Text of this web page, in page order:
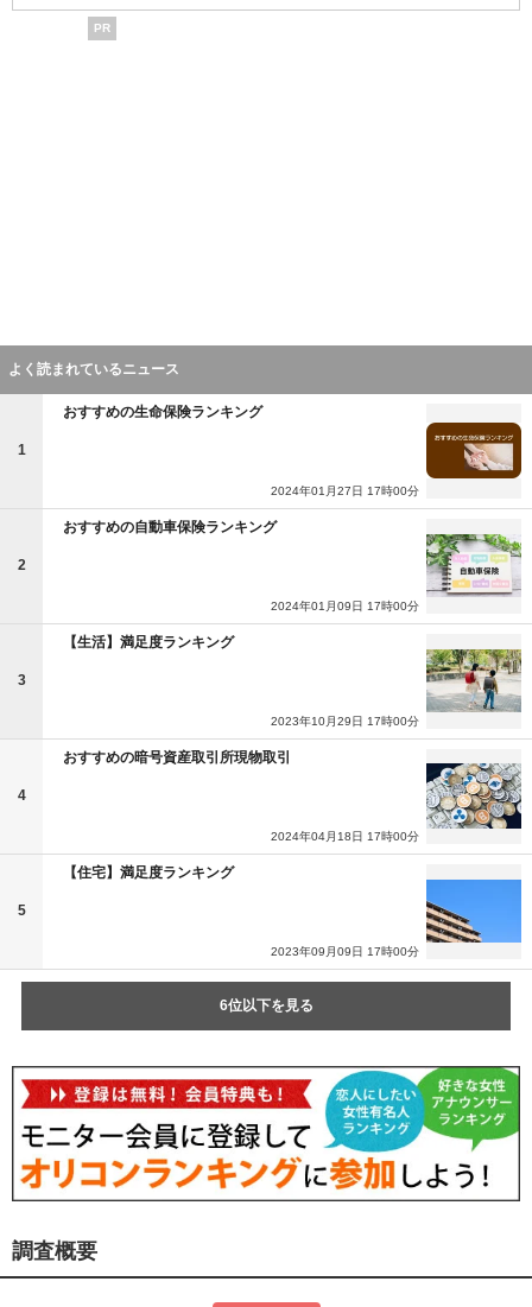
PR
よく読まれているニュース
1
おすすめの生命保険ランキング
2024年01月27日 17時00分
2
おすすめの自動車保険ランキング
2024年01月09日 17時00分
3
【生活】満足度ランキング
2023年10月29日 17時00分
4
おすすめの暗号資産取引所現物取引
2024年04月18日 17時00分
5
【住宅】満足度ランキング
2023年09月09日 17時00分
6位以下を見る
調査概要